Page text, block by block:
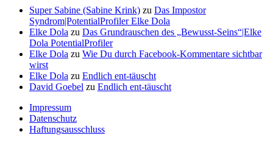
Super Sabine (Sabine Krink) zu Das Impostor
Syndrom|PotentialProfiler Elke Dola
Elke Dola zu Das Grundrauschen des „Bewusst-Seins“|Elke
Dola PotentialProfiler
Elke Dola zu Wie Du durch Facebook-Kommentare sichtbar
wirst
Elke Dola zu Endlich ent-täuscht
David Goebel zu Endlich ent-täuscht
Impressum
Datenschutz
Haftungsausschluss